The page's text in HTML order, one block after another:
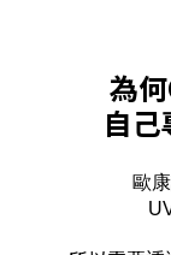
為
自
歐